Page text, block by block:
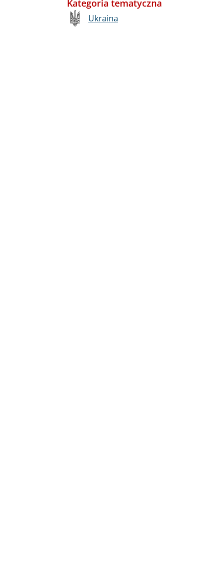
Kategoria tematyczna
Ukraina